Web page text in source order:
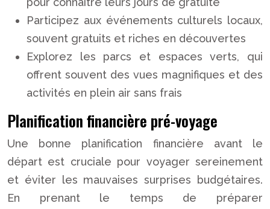
Participez aux événements culturels locaux,
souvent gratuits et riches en découvertes
Explorez les parcs et espaces verts, qui
offrent souvent des vues magnifiques et des
activités en plein air sans frais
Planification financière pré-voyage
Une bonne planification financière avant le
départ est cruciale pour voyager sereinement
et éviter les mauvaises surprises budgétaires.
En prenant le temps de préparer